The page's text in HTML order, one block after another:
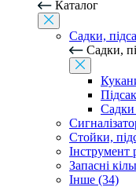
Каталог
Садки,
Садки,
Стойки,
Інструмент
Запасні
Інше (34)